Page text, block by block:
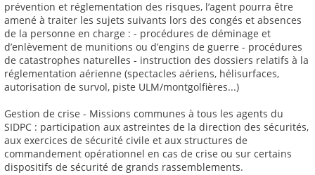
prévention et réglementation des risques, l’agent pourra être
amené à traiter les sujets suivants lors des congés et absences
de la personne en charge : - procédures de déminage et
d’enlèvement de munitions ou d’engins de guerre - procédures
de catastrophes naturelles - instruction des dossiers relatifs à la
réglementation aérienne (spectacles aériens, hélisurfaces,
autorisation de survol, piste ULM/montgolfières...)
Gestion de crise - Missions communes à tous les agents du
SIDPC : participation aux astreintes de la direction des sécurités,
aux exercices de sécurité civile et aux structures de
commandement opérationnel en cas de crise ou sur certains
dispositifs de sécurité de grands rassemblements.